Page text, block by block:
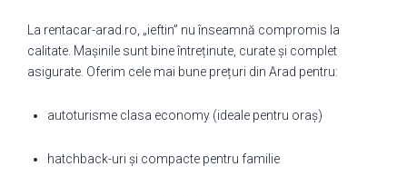
La rentacar-arad.ro, „ieftin” nu înseamnă compromis la
calitate. Mașinile sunt bine întreținute, curate și complet
asigurate. Oferim cele mai bune prețuri din Arad pentru:
autoturisme clasa economy (ideale pentru oraș)
hatchback-uri și compacte pentru familie